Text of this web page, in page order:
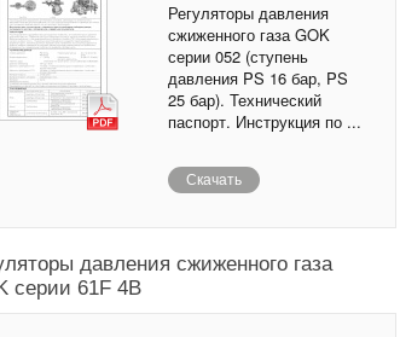
Регуляторы давления
сжиженного газа GOK
серии 052 (ступень
давления PS 16 бар, PS
25 бар). Технический
паспорт. Инструкция по ...
Скачать
давления сжиженного газа
серии 61F 4B